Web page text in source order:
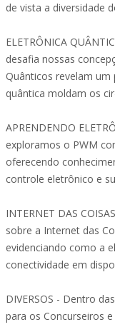
de vista a diversidade
ELETRÔNICA
desafia nossas
Quânticos revelam
quântica moldam os
APRENDENDO
exploramos o PWM
oferecendo
controle eletrônico e
INTERNET DAS
sobre a Internet das
evidenciando como a
conectividade em
DIVERSOS - Dentro
para os Concurseiros